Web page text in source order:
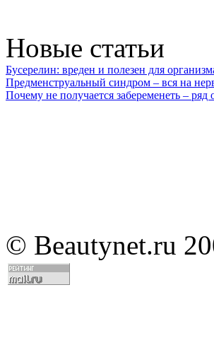
Новые статьи
Бусерелин: вреден и полезен для
Предменструальный синдром – вся на
Почему не получается забеременеть –
© Beautynet.ru